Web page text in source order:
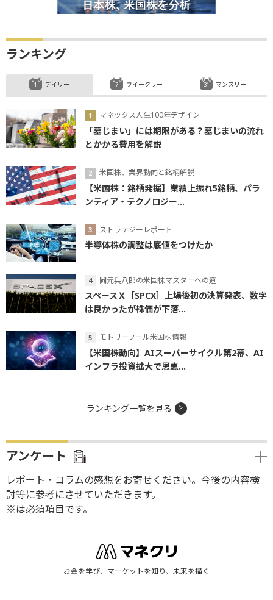
ランキング
デイリー
マネックス人生100年デザイン
「墓じまい」には期限がある？墓じまいの流れ
とかかる費用を解説
米国株、業界動向と銘柄解説
【米国株：銘柄発掘】業績上振れ5銘柄、パラ
ンティア・テクノロジー...
ストラテジーレポート
半導体株の調整は底値をつけたか
岡元兵八郎の米国株マスターへの道
スペースＸ［SPCX］上場後初の決算発表、数字
は良かったが株価が下落...
モトリーフール米国株情報
【米国株動向】AIスーパーサイクル第2幕、AI
インフラ投資拡大で恩恵...
ウイークリー マンスリー
ランキング一覧を見る
アンケート
レポート・コラムの感想をお寄せください。今後の内容検
討等に参考にさせていただきます。
※は必須項目です。
お金を学び、マーケットを知り、未来を描く